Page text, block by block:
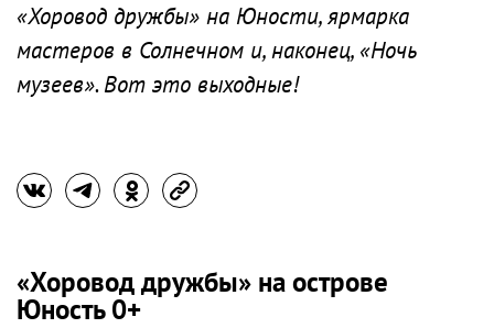
«Хоровод дружбы» на Юности, ярмарка
мастеров в Солнечном и, наконец, «Ночь
музеев». Вот это выходные!
«Хоровод дружбы» на острове
Юность 0+